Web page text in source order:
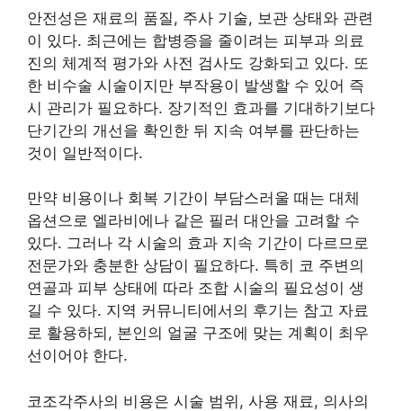
안전성은 재료의 품질, 주사 기술, 보관 상태와 관련
이 있다. 최근에는 합병증을 줄이려는 피부과 의료
진의 체계적 평가와 사전 검사도 강화되고 있다. 또
한 비수술 시술이지만 부작용이 발생할 수 있어 즉
시 관리가 필요하다. 장기적인 효과를 기대하기보다
단기간의 개선을 확인한 뒤 지속 여부를 판단하는
것이 일반적이다.
만약 비용이나 회복 기간이 부담스러울 때는 대체
옵션으로 엘라비에나 같은 필러 대안을 고려할 수
있다. 그러나 각 시술의 효과 지속 기간이 다르므로
전문가와 충분한 상담이 필요하다. 특히 코 주변의
연골과 피부 상태에 따라 조합 시술의 필요성이 생
길 수 있다. 지역 커뮤니티에서의 후기는 참고 자료
로 활용하되, 본인의 얼굴 구조에 맞는 계획이 최우
선이어야 한다.
코조각주사의 비용은 시술 범위, 사용 재료, 의사의